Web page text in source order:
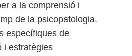
a la comprensió i
de la psicopatologia.
específiques de
i estratègies